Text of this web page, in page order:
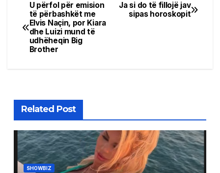
Post
navigation
Ja si do të fillojë jav
sipas horoskopit
U përfol për emision
të përbashkët me
Elvis Naçin, por Kiara
dhe Luizi mund të
udhëheqin Big
Brother
Related Post
SHOWBIZ